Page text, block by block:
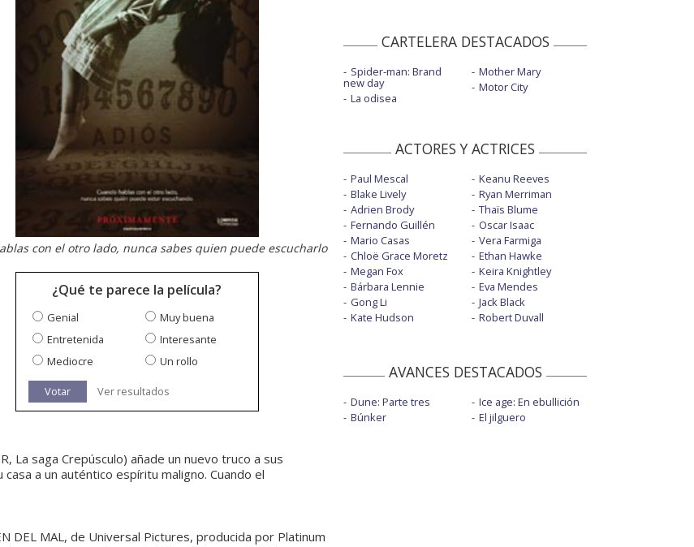
con el otro lado, nunca sabes quien puede escucharlo
¿Qué te parece la película?
Genial
Muy buena
Entretenida
Interesante
Mediocre
Un rollo
Votar Ver resultados
La saga Crepúsculo) añade un nuevo truco a sus
a un auténtico espíritu maligno. Cuando el
DEL MAL, de Universal Pictures, producida por Platinum
CARTELERA DESTACADOS
Spider-man: Brand
new day
La odisea
Mother Mary
Motor City
ACTORES Y ACTRICES
Paul Mescal
Blake Lively
Adrien Brody
Fernando Guillén
Mario Casas
Chloë Grace Moretz
Megan Fox
Bárbara Lennie
Gong Li
Kate Hudson
Keanu Reeves
Ryan Merriman
Thaïs Blume
Oscar Isaac
Vera Farmiga
Ethan Hawke
Keira Knightley
Eva Mendes
Jack Black
Robert Duvall
AVANCES DESTACADOS
Dune: Parte tres
Búnker
Ice age: En ebullición
El jilguero